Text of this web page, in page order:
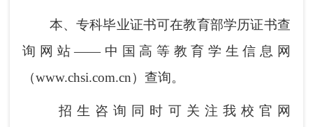
本、专科毕业证书可在教育部学历证书查
询网站——中国高等教育学生信息网
（www.chsi.com.cn）查询。
招生咨询同时可关注我校官网